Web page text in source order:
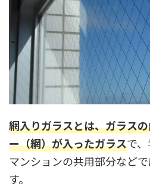
網入りガラスとは、ガラス
ー（網）が入ったガラスで
マンションの共用部分など
す。